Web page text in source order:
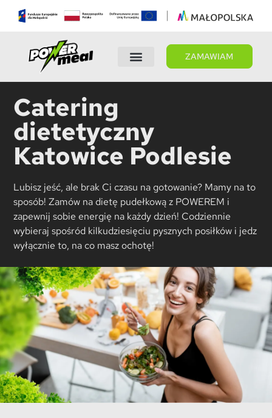
ZAMAWIAM
Catering
dietetyczny
Katowice Podlesie
Lubisz jeść, ale brak Ci czasu na gotowanie? Mamy na to
sposób! Zamów na dietę pudełkową z POWEREM i
zapewnij sobie energię na każdy dzień! Codziennie
wybieraj spośród kilkudziesięciu pysznych posiłków i jedz
wyłącznie to, na co masz ochotę!